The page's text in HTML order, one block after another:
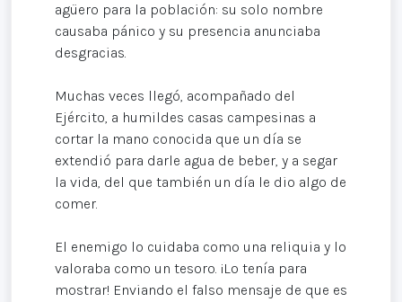
agüero para la población: su solo nombre
causaba pánico y su presencia anunciaba
desgracias.
Muchas veces llegó, acompañado del
Ejército, a humildes casas campesinas a
cortar la mano conocida que un día se
extendió para darle agua de beber, y a segar
la vida, del que también un día le dio algo de
comer.
El enemigo lo cuidaba como una reliquia y lo
valoraba como un tesoro. ¡Lo tenía para
mostrar! Enviando el falso mensaje de que es